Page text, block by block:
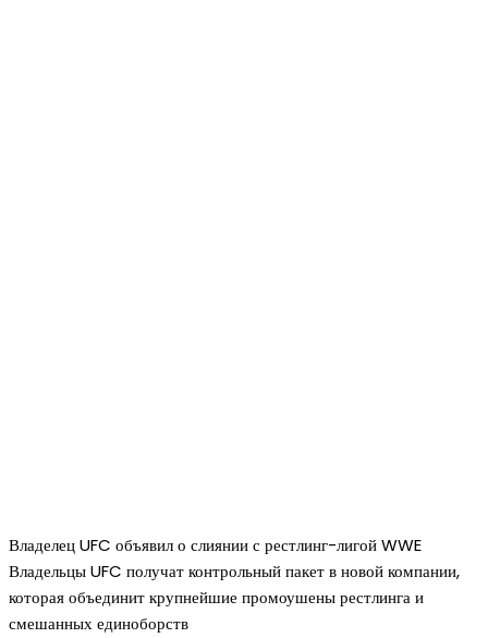
Владелец UFC объявил о слиянии с рестлинг-лигой WWE
Владельцы UFC получат контрольный пакет в новой компании,
которая объединит крупнейшие промоушены рестлинга и
смешанных единоборств